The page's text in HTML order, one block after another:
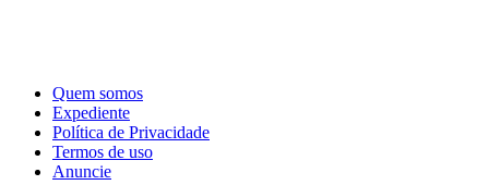
Quem somos
Expediente
Política de Privacidade
Termos de uso
Anuncie